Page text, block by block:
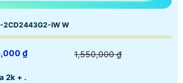
2CD2443G2-IW W
₫ 1,550,000 ₫
2k + .